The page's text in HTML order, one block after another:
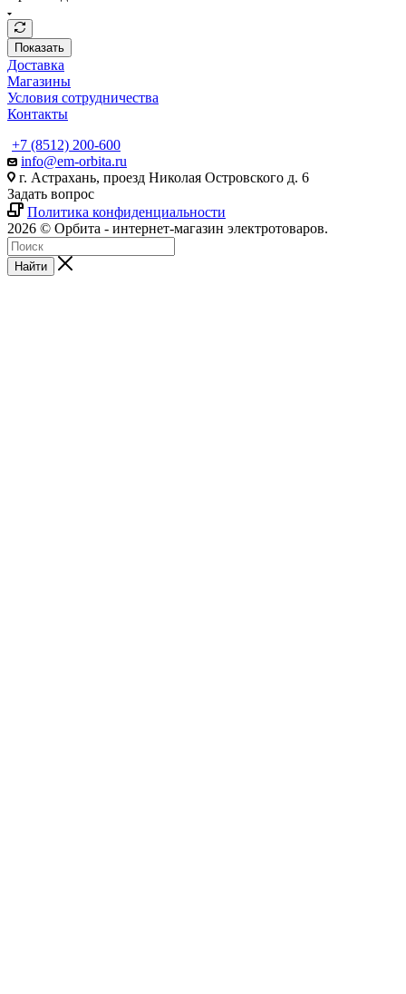
Показать
Доставка
Магазины
Условия сотрудничества
Контакты
+7 (8512) 200-600
info@em-orbita.ru
г. Астрахань, проезд Николая Островского д. 6
Задать вопрос
Политика конфиденциальности
2026 © Орбита - интернет-магазин электротоваров.
Найти